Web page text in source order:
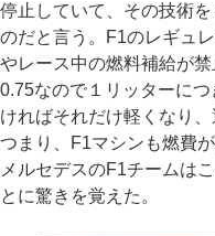
停止していて、その技術
のだと言う。F1のレギュ
やレース中の燃料補給が
0.75なので１リッターに
ければそれだけ軽くなり
つまり、F1マシンも燃費
メルセデスのF1チームは
とに驚きを覚えた。